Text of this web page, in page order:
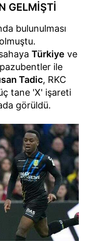
GELMİŞTİ
bulunulması
olmuştu.
Türkiye ve
pazubentler ile
Tadic, RKC
tane 'X' işareti
görüldü.